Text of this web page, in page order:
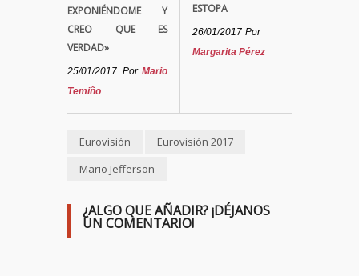
EXPONIÉNDOME Y
CREO QUE ES
VERDAD»
25/01/2017 Por Mario
Temiño
ESTOPA
26/01/2017 Por
Margarita Pérez
Eurovisión
Eurovisión 2017
Mario Jefferson
¿ALGO QUE AÑADIR? ¡DÉJANOS
UN COMENTARIO!